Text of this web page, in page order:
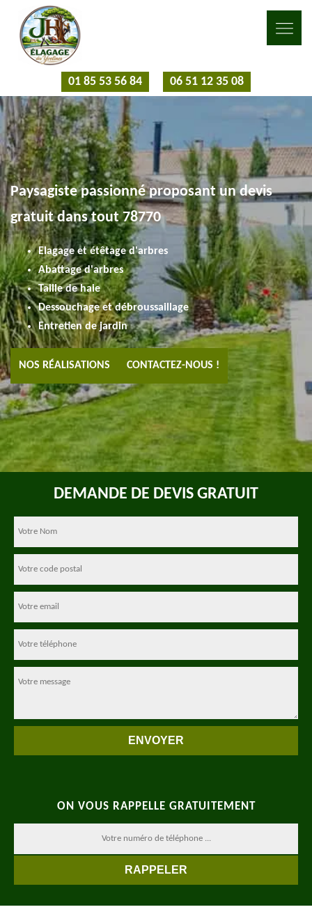
01 85 53 56 84 06 51 12 35 08
Paysagiste passionné proposant un devis
gratuit dans tout 78770
Elagage et étêtage d'arbres
Abattage d'arbres
Taille de haie
Dessouchage et débroussaillage
Entretien de jardin
NOS RÉALISATIONS CONTACTEZ-NOUS !
DEMANDE DE DEVIS GRATUIT
ON VOUS RAPPELLE GRATUITEMENT